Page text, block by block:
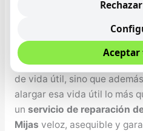
queridos depende
cuente con un frigo que
mejor manera y el mayor
solo se desarrollan altas
de vida útil, sino que
alargar esa vida útil lo más
un servicio de reparación
Mijas veloz, asequible y
Aceptar